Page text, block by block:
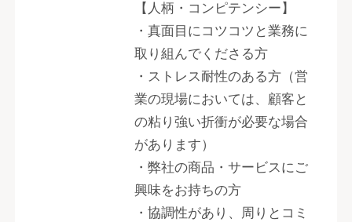
【人柄・コンピテンシー】
・真面目にコツコツと業務に
取り組んでくださる方
・ストレス耐性のある方（営
業の現場においては、顧客と
の粘り強い折衝が必要な場合
があります）
・弊社の商品・サービスにご
興味をお持ちの方
・協調性があり、周りとコミ